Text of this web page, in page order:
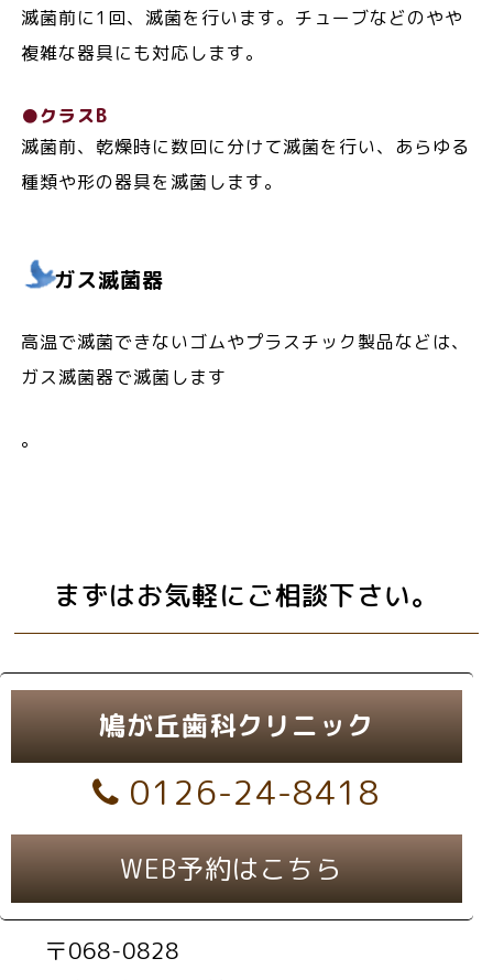
滅菌前に1回、滅菌を行います。チューブなどのやや
複雑な器具にも対応します。
●クラスB
滅菌前、乾燥時に数回に分けて滅菌を行い、あらゆる
種類や形の器具を滅菌します。
ガス滅菌器
高温で滅菌できないゴムやプラスチック製品などは、
ガス滅菌器で滅菌します
。
まずはお気軽にご相談下さい。
鳩が丘歯科クリニック
0126-24-8418
WEB予約はこちら
〒068-0828